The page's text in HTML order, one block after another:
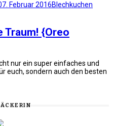
7. Februar 2016Blechkuchen
Traum! {Oreo
nur ein super einfaches und
euch, sondern auch den besten